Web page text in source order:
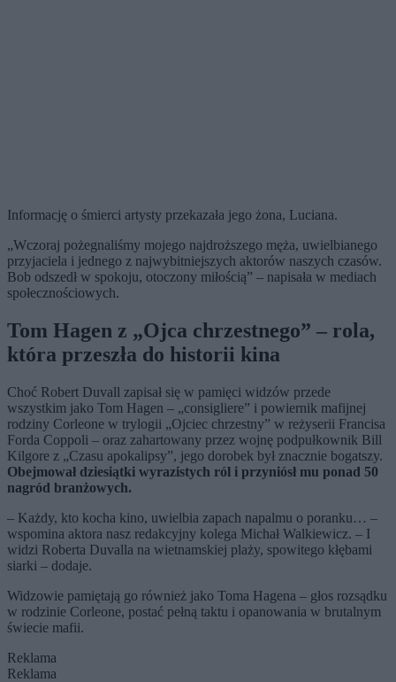
Informację o śmierci artysty przekazała jego żona, Luciana.
„Wczoraj pożegnaliśmy mojego najdroższego męża, uwielbianego
przyjaciela i jednego z najwybitniejszych aktorów naszych czasów.
Bob odszedł w spokoju, otoczony miłością” – napisała w mediach
społecznościowych.
Tom Hagen z „Ojca chrzestnego” – rola,
która przeszła do historii kina
Choć Robert Duvall zapisał się w pamięci widzów przede
wszystkim jako Tom Hagen – „consigliere” i powiernik mafijnej
rodziny Corleone w trylogii „Ojciec chrzestny” w reżyserii Francisa
Forda Coppoli – oraz zahartowany przez wojnę podpułkownik Bill
Kilgore z „Czasu apokalipsy”, jego dorobek był znacznie bogatszy.
Obejmował dziesiątki wyrazistych ról i przyniósł mu ponad 50
nagród branżowych.
– Każdy, kto kocha kino, uwielbia zapach napalmu o poranku… –
wspomina aktora nasz redakcyjny kolega Michał Walkiewicz. – I
widzi Roberta Duvalla na wietnamskiej plaży, spowitego kłębami
siarki – dodaje.
Widzowie pamiętają go również jako Toma Hagena – głos rozsądku
w rodzinie Corleone, postać pełną taktu i opanowania w brutalnym
świecie mafii.
Reklama
Reklama